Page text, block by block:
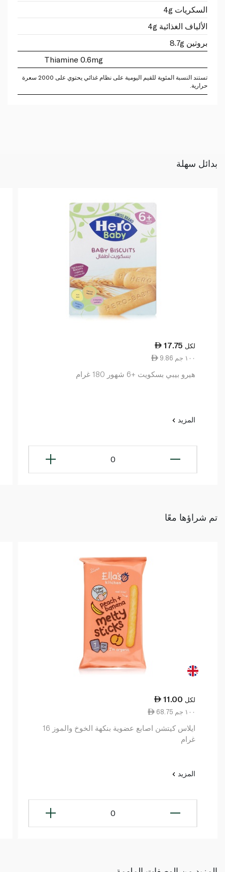
السكريات 4g
الألياف الغذائية 4g
بروتين 8.7g
Thiamine 0.6mg
تستند النسبة المئوية للقيم اليومية على نظام غذائي يحتوي على 2000 سعرة
حرارية.
بدائل سهلة
17.75 لكل
9.86 ١٠٠ جم
هيرو بيبي بسكويت +6 شهور 180 غرام
المزيد
0
تم شراؤها معًا
11.00 لكل
68.75 ١٠٠ جم
ايلاس كيتشن اصابع عضوية بنكهة الخوخ والموز 16
غرام
المزيد
0